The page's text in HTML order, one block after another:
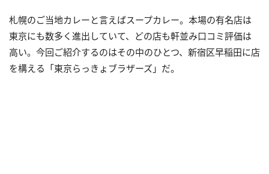
札幌のご当地カレーと言えばスープカレー。本場の有名店は
東京にも数多く進出していて、どの店も軒並み口コミ評価は
高い。今回ご紹介するのはその中のひとつ、新宿区早稲田に店
を構える「東京らっきょブラザーズ」だ。